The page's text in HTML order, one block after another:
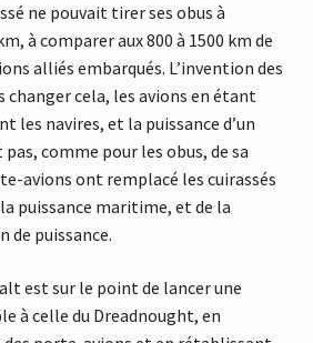
ne pouvait tirer ses obus à
à comparer aux 800 à 1500 km de
alliés embarqués. L’invention des
changer cela, les avions en étant
les navires, et la puissance d’un
comme pour les obus, de sa
avions ont remplacé les cuirassés
puissance maritime, et de la
de puissance.
est sur le point de lancer une
à celle du Dreadnought, en